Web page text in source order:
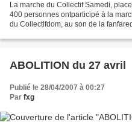
La marche du Collectif Samedi,
400 personnes ontparticipé à la
du Collectifdom, au son de la
ABOLITION du 27 avril
Publié le 28/04/2007 à 00:27
Par fxg